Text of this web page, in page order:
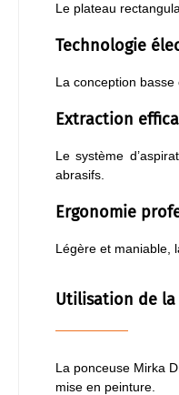
Le plateau
Technologie
La conception
Extraction
Le système
abrasifs.
Ergonomie
Légère et maniable,
Utilisation de la
La ponceuse Mirka
mise en peinture.